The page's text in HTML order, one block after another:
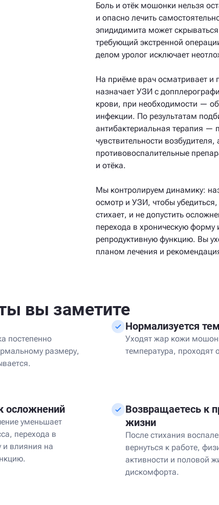
Боль и отёк мошонки нельзя
и опасно лечить
эпидидимита может скрываться
требующий экстренной
делом уролог исключает
На приёме врач осматривает и
назначает УЗИ с
крови, при необходимости —
инфекции. По результатам
антибактериальная терапия —
чувствительности возбудителя,
противовоспалительные
и отёка.
Мы контролируем динамику:
осмотр и УЗИ, чтобы убедиться,
стихает, и не допустить
перехода в хроническую форму
репродуктивную функцию. Вы
планом лечения и
вы заметите
постепенно
размеру,
Нормализуется
Уходят жар кожи
температура, проходят
осложнений
уменьшает
перехода в
и влияния на
Возвращаетесь к
жизни
После стихания
вернуться к работе,
активности и половой
дискомфорта.